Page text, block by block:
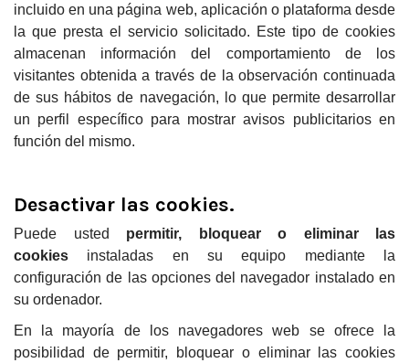
incluido en una página web, aplicación o plataforma desde
la que presta el servicio solicitado. Este tipo de cookies
almacenan información del comportamiento de los
visitantes obtenida a través de la observación continuada
de sus hábitos de navegación, lo que permite desarrollar
un perfil específico para mostrar avisos publicitarios en
función del mismo.
Desactivar las cookies.
Puede usted permitir, bloquear o eliminar las
cookies instaladas en su equipo mediante la
configuración de las opciones del navegador instalado en
su ordenador.
En la mayoría de los navegadores web se ofrece la
posibilidad de permitir, bloquear o eliminar las cookies